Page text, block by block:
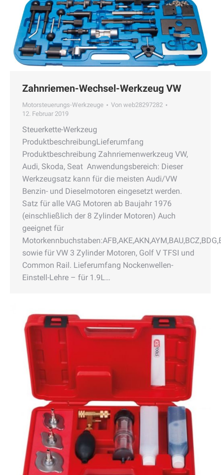
Zahnriemen-Wechsel-Werkzeug VW
Motorsteuerungs-Werkzeuge Von web28297282
12. Februar 2019
Steuerkette-Werkzeug
ProduktbeschreibungLieferumfang
Produktbeschreibung Zahnriemenwerkzeug VW,
Audi, Skoda, Seat Anwendungsbereich: Dieser
Werkzeugsatz kann für die meisten Audi/VW
Benzin- und Dieselmotoren eingesetzt werden.
Satz für alle VAG Motoren ab Baujahr 1976
(einschließlich der 8 Zylinder Motoren) Auch
geeignet für
sowie für VW 3 Zylinder Motoren, Golf V TFSI und
Common Rail. Lieferumfang Nockenwellen-
Einstell-Lehre – für 1.9L…